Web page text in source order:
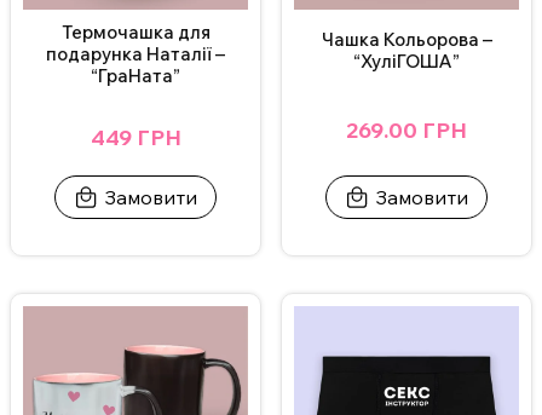
чашку в посудомийній машині та нагрівати у мікрохвильовці.
Додаткові фото надсилаємо у Телеграм/Інстаграм.
Термочашка для
подарунка Наталії –
“ГраНата”
449 ГРН
Замовити
Чашка Кольорова –
“ХуліГОША”
269.00 ГРН
Замовити